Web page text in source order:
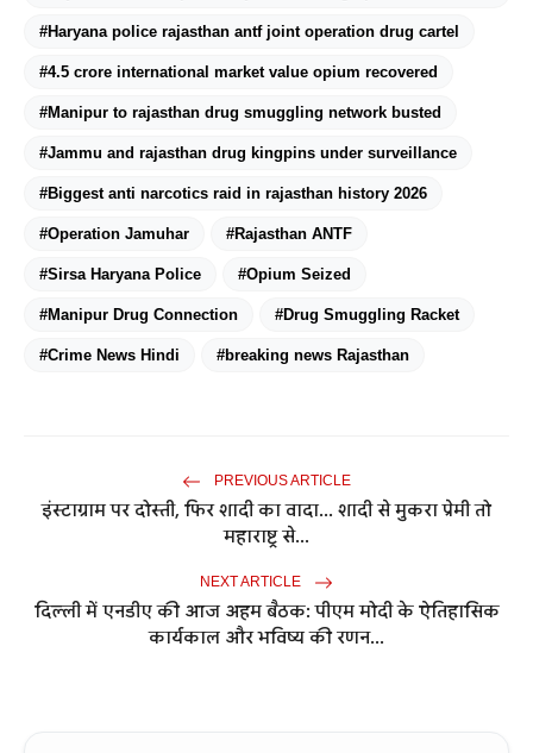
#Haryana police rajasthan antf joint operation drug cartel
#4.5 crore international market value opium recovered
#Manipur to rajasthan drug smuggling network busted
#Jammu and rajasthan drug kingpins under surveillance
#Biggest anti narcotics raid in rajasthan history 2026
#Operation Jamuhar #Rajasthan ANTF
#Sirsa Haryana Police #Opium Seized
#Manipur Drug Connection #Drug Smuggling Racket
#Crime News Hindi #breaking news Rajasthan
PREVIOUS ARTICLE
इंस्टाग्राम पर दोस्ती, फिर शादी का वादा... शादी से मुकरा प्रेमी तो
महाराष्ट्र से...
NEXT ARTICLE
दिल्ली में एनडीए की आज अहम बैठक: पीएम मोदी के ऐतिहासिक
कार्यकाल और भविष्य की रणन...